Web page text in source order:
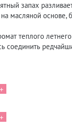
запах
масляной
теплого
+
+